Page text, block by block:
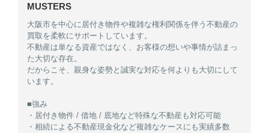
MUSTERS
大阪市を中心に居付き物件や複雑な権利関係を伴う不動産の
買取を柔軟にサポートしています。
不動産は単なる資産ではなく、お客様の想いや事情が詰まっ
た大切な存在。
だからこそ、親身な姿勢と誠実な対応を何よりも大切にして
います。
■強み
・居付き物件 / 借地 / 底地など特殊な不動産も対応可能
・相続による不動産現金化など複雑なケースにも実績多数